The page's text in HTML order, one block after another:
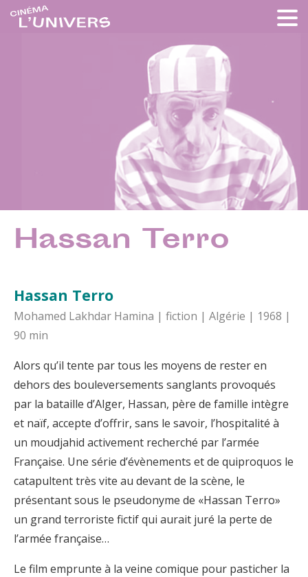
Hassan Terro
Hassan Terro
Mohamed Lakhdar Hamina | fiction | Algérie | 1968 |
90 min
Alors qu’il tente par tous les moyens de rester en
dehors des bouleversements sanglants provoqués
par la bataille d’Alger, Hassan, père de famille intègre
et naïf, accepte d’offrir, sans le savoir, l’hospitalité à
un moudjahid activement recherché par l’armée
Française. Une série d’évènements et de quiproquos le
catapultent très vite au devant de la scène, le
présentant sous le pseudonyme de «Hassan Terro»
un grand terroriste fictif qui aurait juré la perte de
l’armée française…
Le film emprunte à la veine comique pour pasticher la